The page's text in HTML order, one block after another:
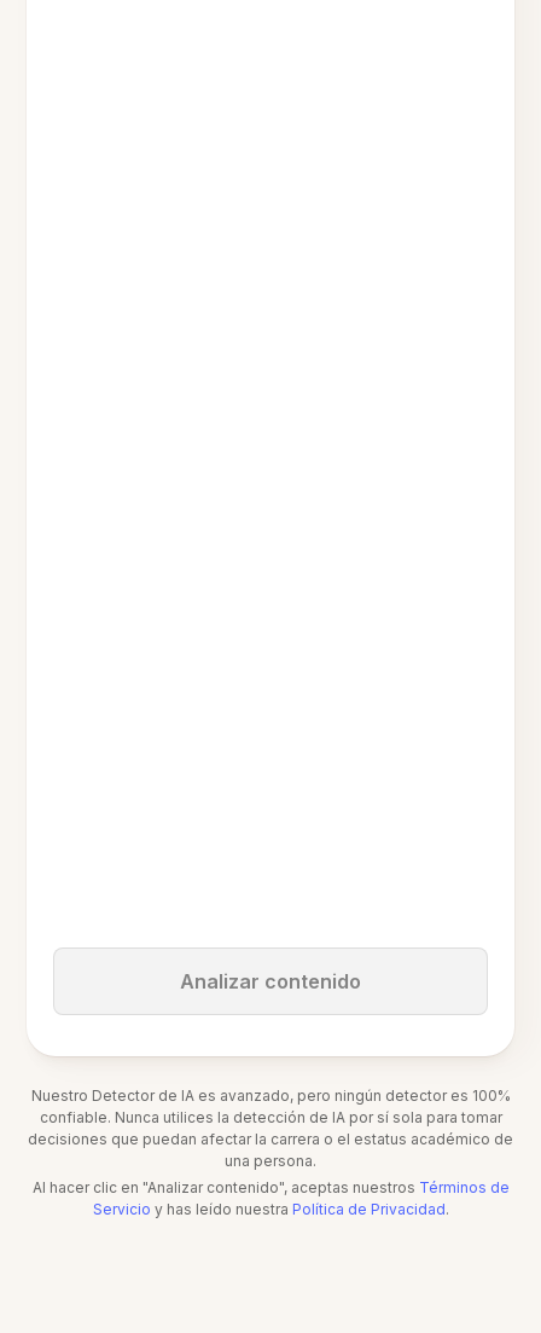
Analizar contenido
Nuestro Detector de IA es avanzado, pero ningún detector es 100%
confiable. Nunca utilices la detección de IA por sí sola para tomar
decisiones que puedan afectar la carrera o el estatus académico de
una persona.
Al hacer clic en "Analizar contenido", aceptas nuestros Términos de
Servicio y has leído nuestra Política de Privacidad.